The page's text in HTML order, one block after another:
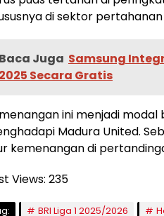
di sektor
Baca Juga Samsung
2025 Secara Gratis
ini menjadi
Madura United.
kemenangan di
Views: 235
BRI Liga 1 2025/2026